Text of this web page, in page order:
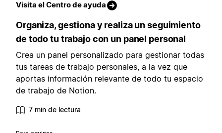
Visita el Centro de ayuda
Organiza, gestiona y realiza un seguimiento
de todo tu trabajo con un panel personal
Crea un panel personalizado para gestionar todas
tus tareas de trabajo personales, a la vez que
aportas información relevante de todo tu espacio
de trabajo de Notion.
7 min de lectura